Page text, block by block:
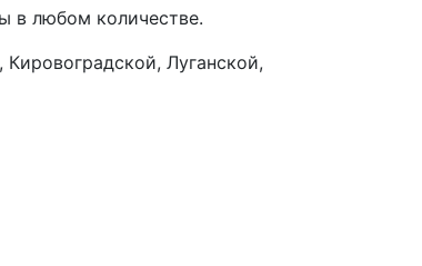
в любом количестве.
Луганской,